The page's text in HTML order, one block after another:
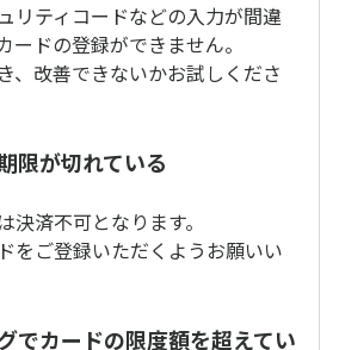
リティコードなどの入力が間違
ードの登録ができません。
、改善できないかお試しくださ
限が切れている
決済不可となります。
をご登録いただくようお願いい
でカードの限度額を超えてい